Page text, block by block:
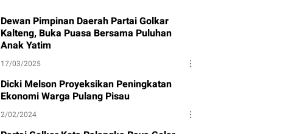
Dewan Pimpinan Daerah Partai Golkar
Kalteng, Buka Puasa Bersama Puluhan
Anak Yatim
17/03/2025
Dicki Melson Proyeksikan Peningkatan
Ekonomi Warga Pulang Pisau
2/02/2024